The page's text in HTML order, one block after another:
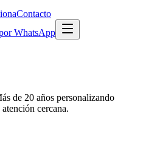
Contacto
WhatsApp
de 20 años personalizando
cercana.